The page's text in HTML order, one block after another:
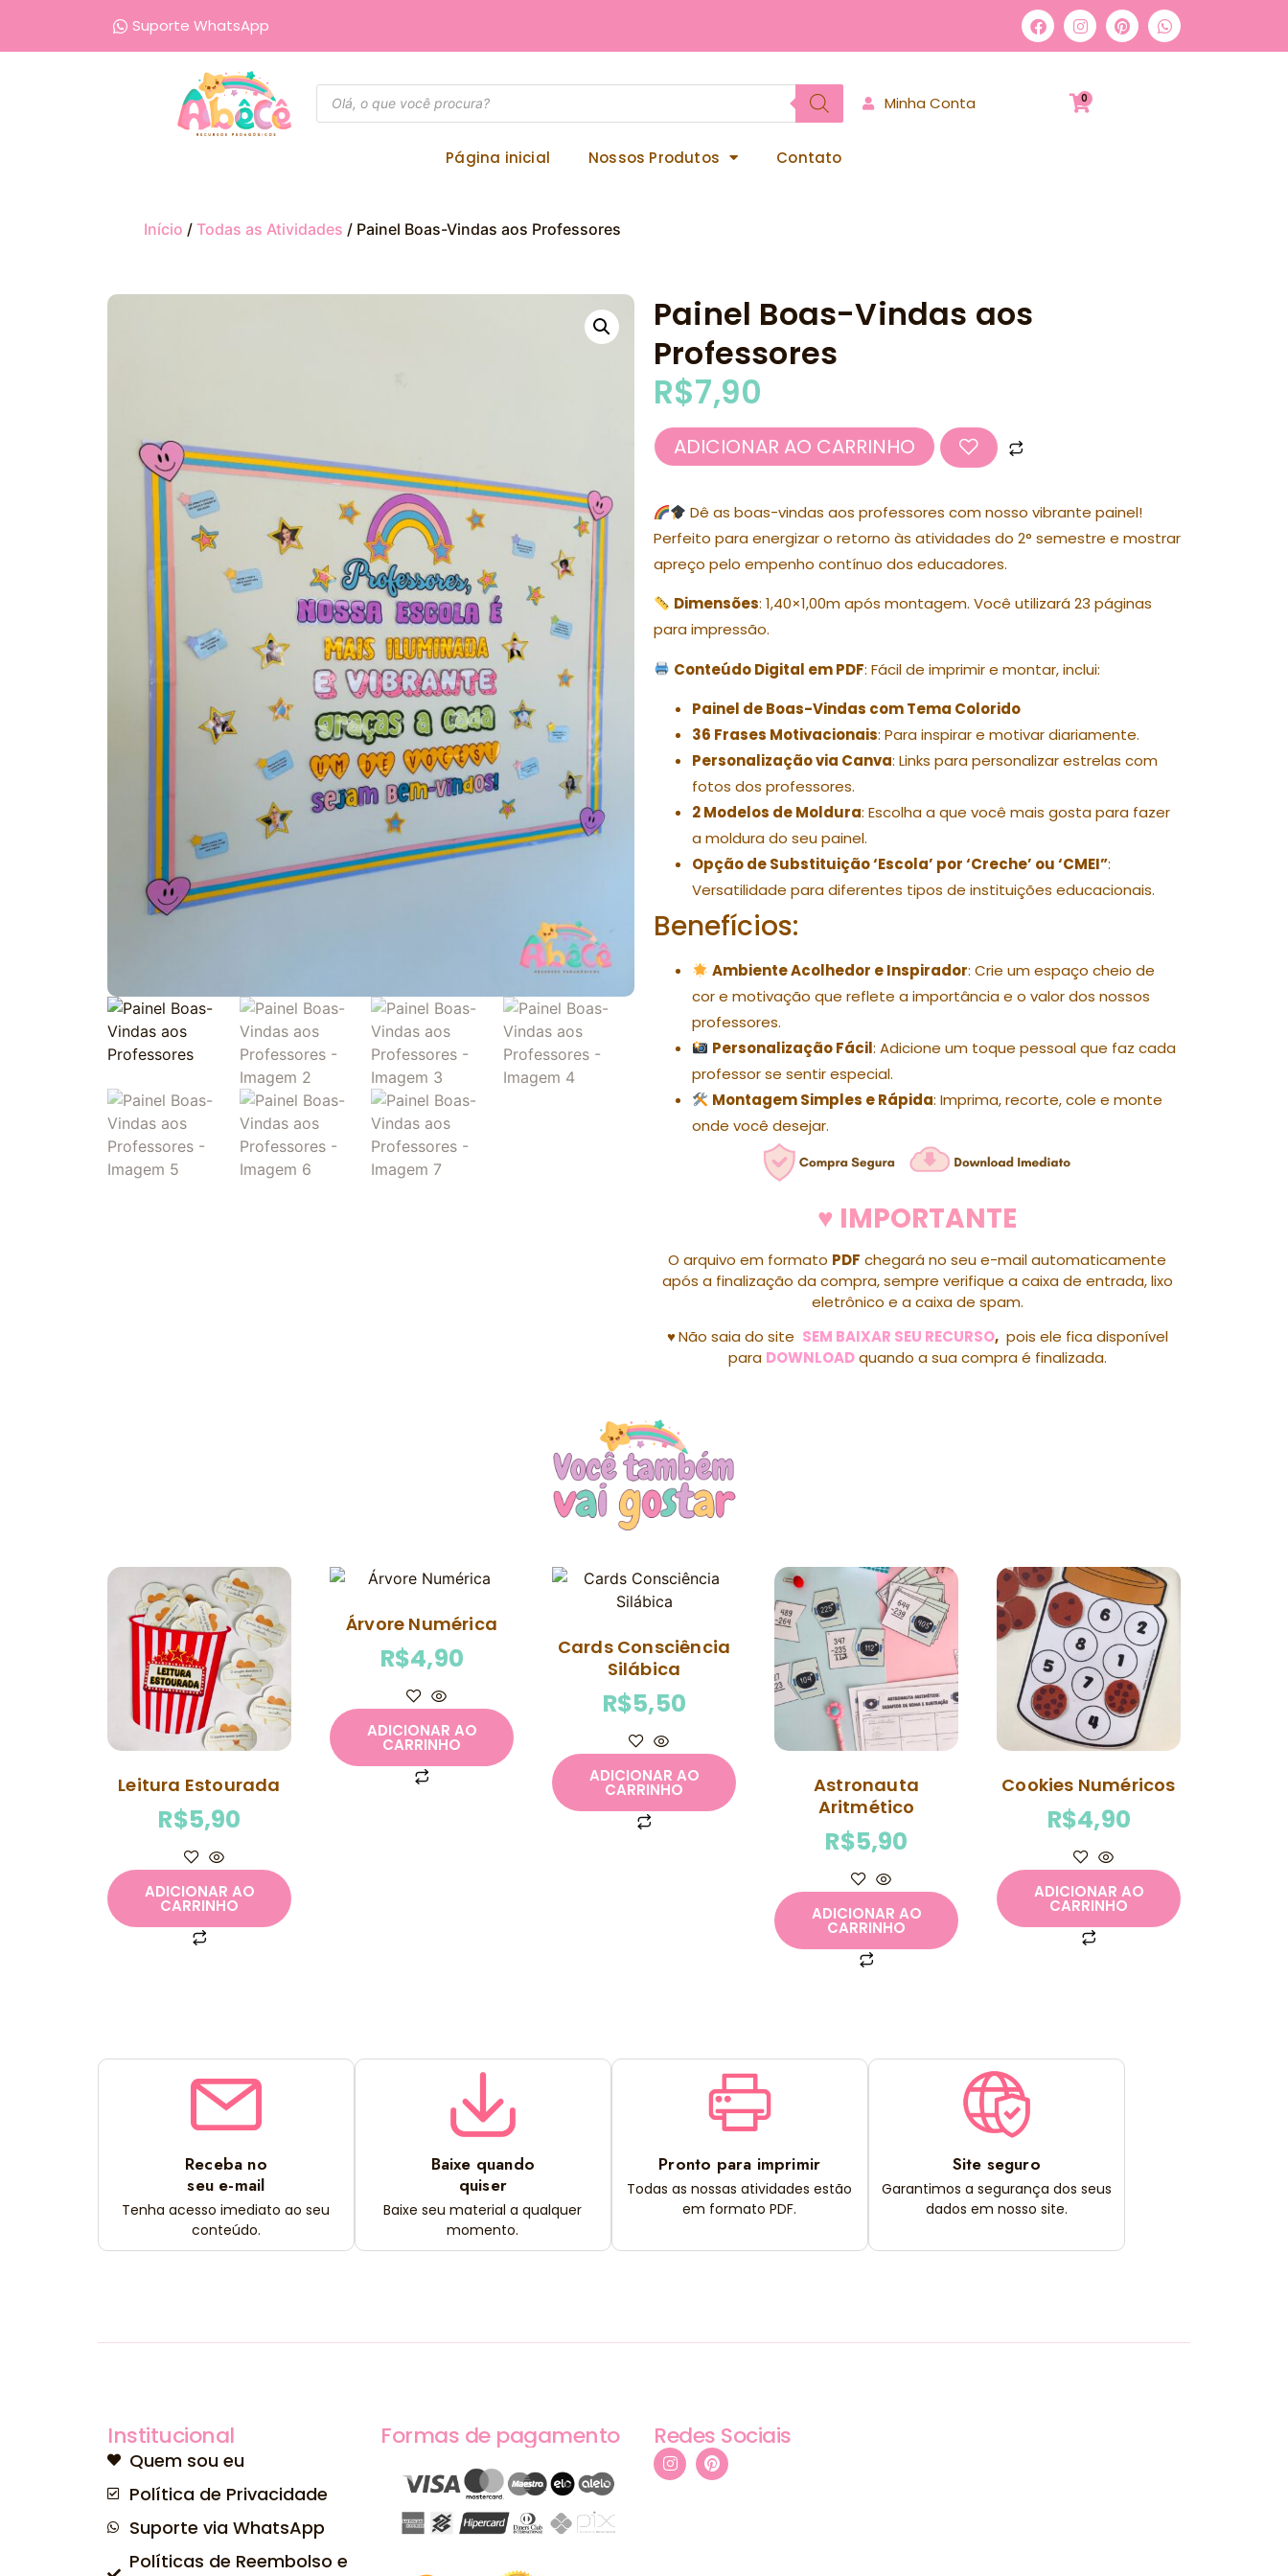
Suporte WhatsApp
Minha Conta 0
Página inicial Nossos Produtos Contato
Início / Todas as Atividades / Painel Boas-Vindas aos Professores
Painel Boas-Vindas aos
Professores
R$7,90
ADICIONAR AO CARRINHO
Dê as boas-vindas aos professores com nosso vibrante painel!
Perfeito para energizar o retorno às atividades do 2° semestre e mostrar
apreço pelo empenho contínuo dos educadores.
Dimensões: 1,40×1,00m após montagem. Você utilizará 23 páginas
para impressão.
Conteúdo Digital em PDF: Fácil de imprimir e montar, inclui:
Painel de Boas-Vindas com Tema Colorido
36 Frases Motivacionais: Para inspirar e motivar diariamente.
Personalização via Canva: Links para personalizar estrelas com
fotos dos professores.
2 Modelos de Moldura: Escolha a que você mais gosta para fazer
a moldura do seu painel.
Opção de Substituição ‘Escola’ por ‘Creche’ ou ‘CMEI”:
Versatilidade para diferentes tipos de instituições educacionais.
Benefícios:
Ambiente Acolhedor e Inspirador: Crie um espaço cheio de
cor e motivação que reflete a importância e o valor dos nossos
professores.
Personalização Fácil: Adicione um toque pessoal que faz cada
professor se sentir especial.
Montagem Simples e Rápida: Imprima, recorte, cole e monte
onde você desejar.
♥ IMPORTANTE
O arquivo em formato PDF chegará no seu e-mail automaticamente
após a finalização da compra, sempre verifique a caixa de entrada, lixo
eletrônico e a caixa de spam.
♥Não saia do site SEM BAIXAR SEU RECURSO,pois ele fica disponível
para DOWNLOAD quando a sua compra é finalizada.
Leitura Estourada
R$5,90
ADICIONAR AO
CARRINHO
Árvore Numérica
R$4,90
ADICIONAR AO
CARRINHO
Cards Consciência
Silábica
R$5,50
ADICIONAR AO
CARRINHO
Astronauta
Aritmético
R$5,90
ADICIONAR AO
CARRINHO
Cookies Numéricos
R$4,90
ADICIONAR AO
CARRINHO
Receba no
seu e-mail
Tenha acesso imediato ao seu
conteúdo.
Baixe quando
quiser
Baixe seu material a qualquer
momento.
Pronto para imprimir
Todas as nossas atividades estão
em formato PDF.
Site seguro
Garantimos a segurança dos seus
dados em nosso site.
Institucional
Quem sou eu
Política de Privacidade
Suporte via WhatsApp
Políticas de Reembolso e
Formas de pagamento Redes Sociais